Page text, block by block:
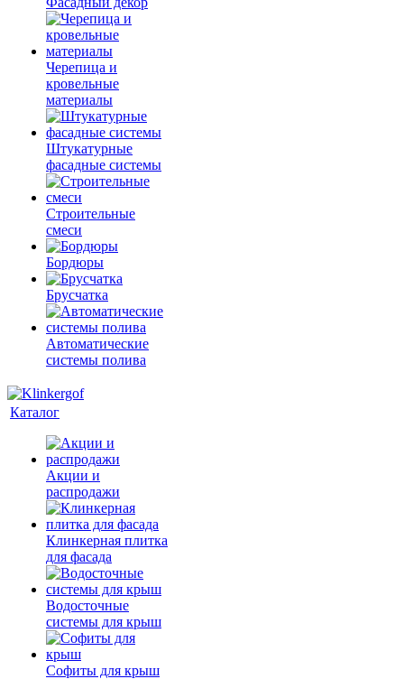
Черепица и
кровельные
материалы
Штукатурные
фасадные системы
Строительные
смеси
Бордюры
Брусчатка
Автоматические
системы полива
Каталог
Акции и
распродажи
Клинкерная плитка
для фасада
Водосточные
системы для крыш
Софиты для крыш